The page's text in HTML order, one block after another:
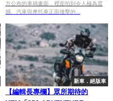
方公布的車禍畫面，裡面拍到令人極為震
撼、汽車與摩托車正面撞擊的...
新車．絕版車
【編輯長專欄】眾所期待的